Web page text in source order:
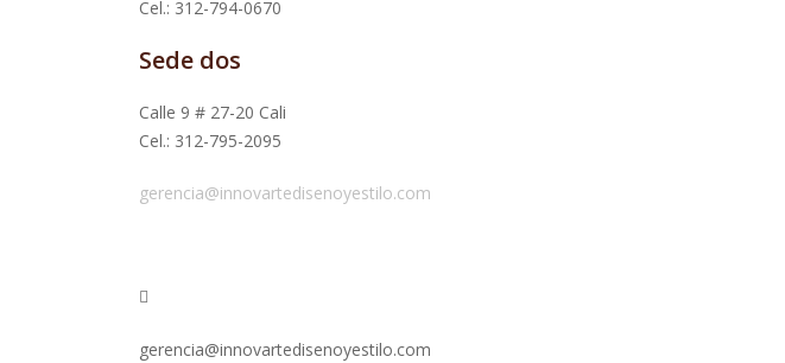
Cel.: 312-794-0670
Sede dos
Calle 9 # 27-20 Cali
Cel.: 312-795-2095
gerencia@innovartedisenoyestilo.com
gerencia@innovartedisenoyestilo.com